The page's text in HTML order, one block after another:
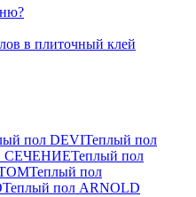
в плиточный клей
пол DEVIТеплый пол
СЕЧЕНИЕТеплый пол
Теплый пол
Теплый пол ARNOLD